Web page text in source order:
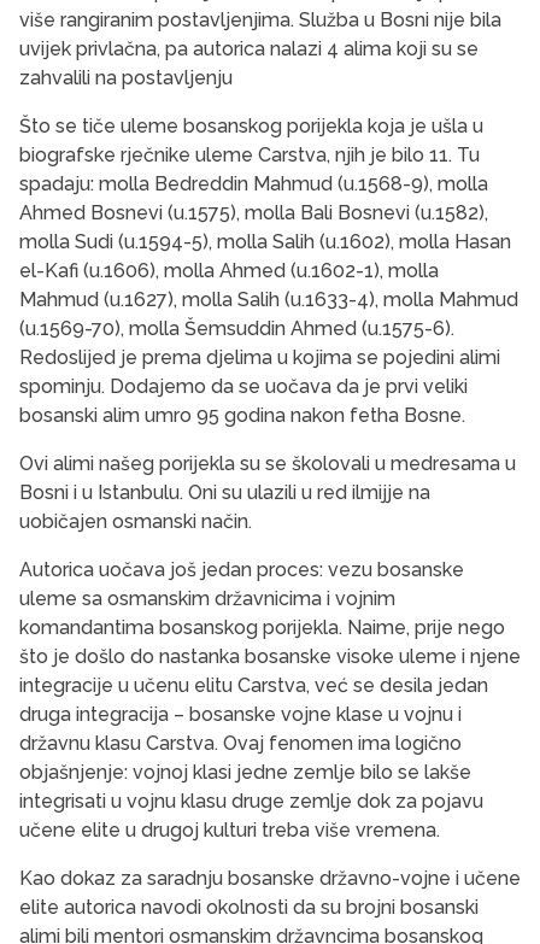
više rangiranim postavljenjima. Služba u Bosni nije bila
uvijek privlačna, pa autorica nalazi 4 alima koji su se
zahvalili na postavljenju
Što se tiče uleme bosanskog porijekla koja je ušla u
biografske rječnike uleme Carstva, njih je bilo 11. Tu
spadaju: molla Bedreddin Mahmud (u.1568-9), molla
Ahmed Bosnevi (u.1575), molla Bali Bosnevi (u.1582),
molla Sudi (u.1594-5), molla Salih (u.1602), molla Hasan
el-Kafi (u.1606), molla Ahmed (u.1602-1), molla
Mahmud (u.1627), molla Salih (u.1633-4), molla Mahmud
(u.1569-70), molla Šemsuddin Ahmed (u.1575-6).
Redoslijed je prema djelima u kojima se pojedini alimi
spominju. Dodajemo da se uočava da je prvi veliki
bosanski alim umro 95 godina nakon fetha Bosne.
Ovi alimi našeg porijekla su se školovali u medresama u
Bosni i u Istanbulu. Oni su ulazili u red ilmijje na
uobičajen osmanski način.
Autorica uočava još jedan proces: vezu bosanske
uleme sa osmanskim državnicima i vojnim
komandantima bosanskog porijekla. Naime, prije nego
što je došlo do nastanka bosanske visoke uleme i njene
integracije u učenu elitu Carstva, već se desila jedan
druga integracija – bosanske vojne klase u vojnu i
državnu klasu Carstva. Ovaj fenomen ima logično
objašnjenje: vojnoj klasi jedne zemlje bilo se lakše
integrisati u vojnu klasu druge zemlje dok za pojavu
učene elite u drugoj kulturi treba više vremena.
Kao dokaz za saradnju bosanske državno-vojne i učene
elite autorica navodi okolnosti da su brojni bosanski
alimi bili mentori osmanskim državncima bosanskog